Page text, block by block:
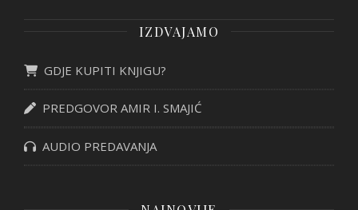
IZDVAJAMO
GDJE KUPITI KNJIGU?
PREDGOVOR AMIR I. SMAJIĆ
AUDIO PREDAVANJA